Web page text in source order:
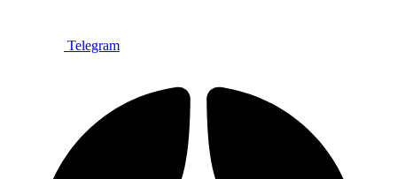
Telegram